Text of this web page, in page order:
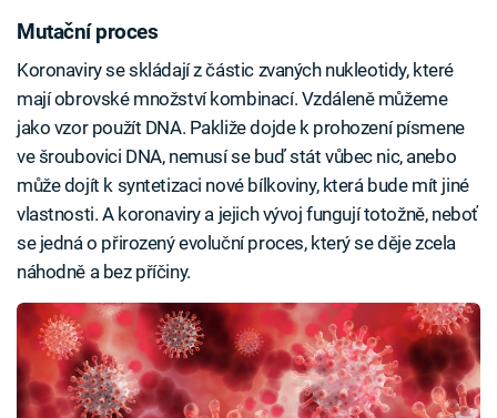
Mutační proces
Koronaviry se skládají z částic zvaných nukleotidy, které
mají obrovské množství kombinací. Vzdáleně můžeme
jako vzor použít DNA. Pakliže dojde k prohození písmene
ve šroubovici DNA, nemusí se buď stát vůbec nic, anebo
může dojít k syntetizaci nové bílkoviny, která bude mít jiné
vlastnosti. A koronaviry a jejich vývoj fungují totožně, neboť
se jedná o přirozený evoluční proces, který se děje zcela
náhodně a bez příčiny.